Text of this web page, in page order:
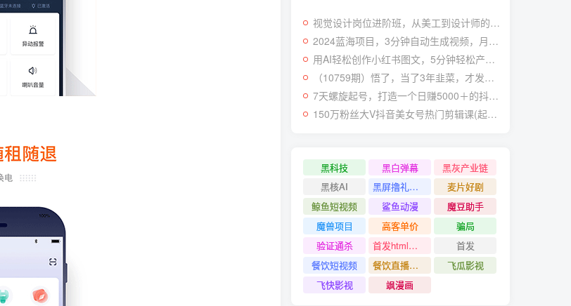
视觉设计岗位进阶班，从美工到设计师的蜕变（4节视频课程）
2024蓝海项目，3分钟自动生成视频，月入过万
用AI轻松创作小红书图文，5分钟轻松产出300条小红书爆款笔记！
（10759期）悟了，当了3年韭菜，才发现网赚圈年赚100万的核心是卖项目，含泪分享！
7天螺旋起号，打造一个日赚5000＋的抖音壁纸号（价值688）
150万粉丝大V抖音美女号热门剪辑课(起号 过原创 素材来源 无人直播 变现)
黑科技 黑白弹幕
黑灰产业链
黑核AI
黑屏撸礼物撸门票
麦片好剧
鲸鱼短视频
鲨鱼动漫
魔豆助手
魔兽项目
高客单价
骗局
验证通杀
首发html小霸王游戏网站搭建项目
首发
餐饮短视频
餐饮直播引流
飞瓜影视
飞快影视
飒漫画